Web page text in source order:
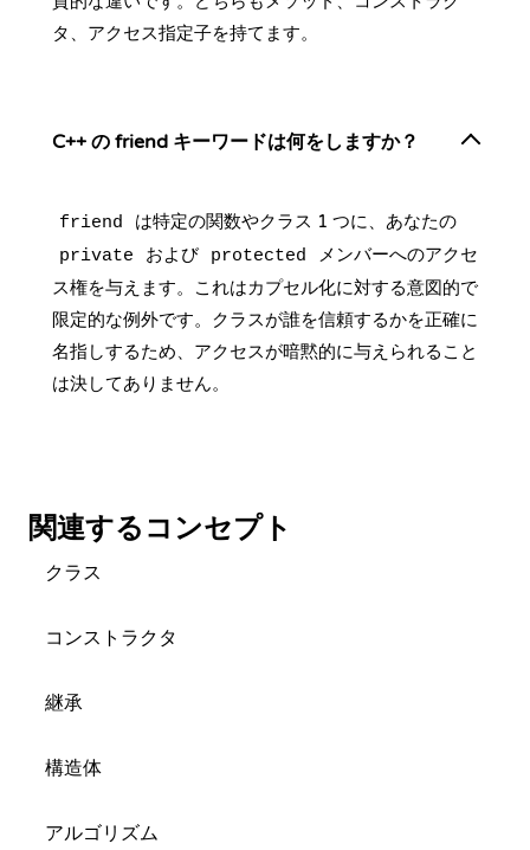
タ、アクセス指定子を持てます。
C++ の friend キーワードは何をしますか？
friend は特定の関数やクラス 1 つに、あなたの
private および protected
メンバーへのアクセ
ス権を与えます。これはカプセル化に対する意図的で
限定的な例外です。クラスが誰を信頼するかを正確に
名指しするため、アクセスが暗黙的に与えられること
は決してありません。
関連するコンセプト
クラス
コンストラクタ
継承
構造体
アルゴリズム